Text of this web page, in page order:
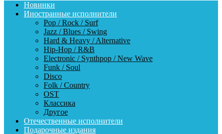
Новинки
Иностранные исполнители
Pop / Rock / Surf
Jazz / Blues / Swing
Hard & Heavy / Alternative
Hip-Hop / R&B
Electronic / Synthpop / New Wave
Funk / Soul
Disco
Folk / Country
OST
Классика
Другое
Отечественные исполнители
Подарочные издания